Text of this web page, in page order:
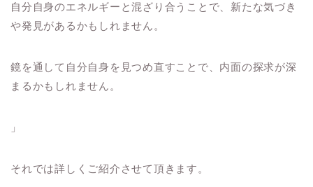
自分自身のエネルギーと混ざり合うことで、新たな気づき
や発見があるかもしれません。
鏡を通して自分自身を見つめ直すことで、内面の探求が深
まるかもしれません。
」
それでは詳しくご紹介させて頂きます。